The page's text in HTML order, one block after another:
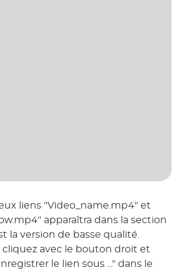
liens "Video_name.mp4" et
apparaîtra dans la section
la version de basse qualité.
cliquez avec le bouton droit et
le lien sous ..." dans le